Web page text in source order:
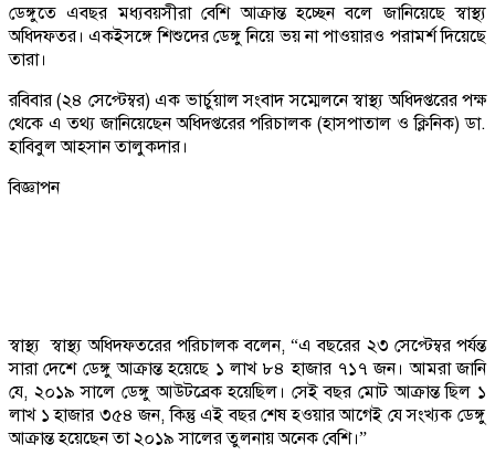
ডেঙ্গুতে এবছর মধ্যবয়সীরা বেশি আক্রান্ত হচ্ছেন বলে জানিয়েছে স্বাস্থ্য
অধিদফতর। একইসঙ্গে শিশুদের ডেঙ্গু নিয়ে ভয় না পাওয়ারও পরামর্শ দিয়েছে
তারা।
রবিবার (২৪ সেপ্টেম্বর) এক ভার্চুয়াল সংবাদ সম্মেলনে স্বাস্থ্য অধিদপ্তরের পক্ষ
থেকে এ তথ্য জানিয়েছেন অধিদপ্তরের পরিচালক (হাসপাতাল ও ক্লিনিক) ডা.
হাবিবুল আহসান তালুকদার।
বিজ্ঞাপন
স্বাস্থ্য স্বাস্থ্য অধিদফতরের পরিচালক বলেন, “এ বছরের ২৩ সেপ্টেম্বর পর্যন্ত
সারা দেশে ডেঙ্গু আক্রান্ত হয়েছে ১ লাখ ৮৪ হাজার ৭১৭ জন। আমরা জানি
যে, ২০১৯ সালে ডেঙ্গু আউটব্রেক হয়েছিল। সেই বছর মোট আক্রান্ত ছিল ১
লাখ ১ হাজার ৩৫৪ জন, কিন্তু এই বছর শেষ হওয়ার আগেই যে সংখ্যক ডেঙ্গু
আক্রান্ত হয়েছেন তা ২০১৯ সালের তুলনায় অনেক বেশি।”